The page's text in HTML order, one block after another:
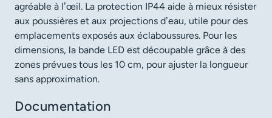
agréable à l’œil. La protection IP44 aide à mieux résister
aux poussières et aux projections d’eau, utile pour des
emplacements exposés aux éclaboussures. Pour les
dimensions, la bande LED est découpable grâce à des
zones prévues tous les 10 cm, pour ajuster la longueur
sans approximation.
Documentation